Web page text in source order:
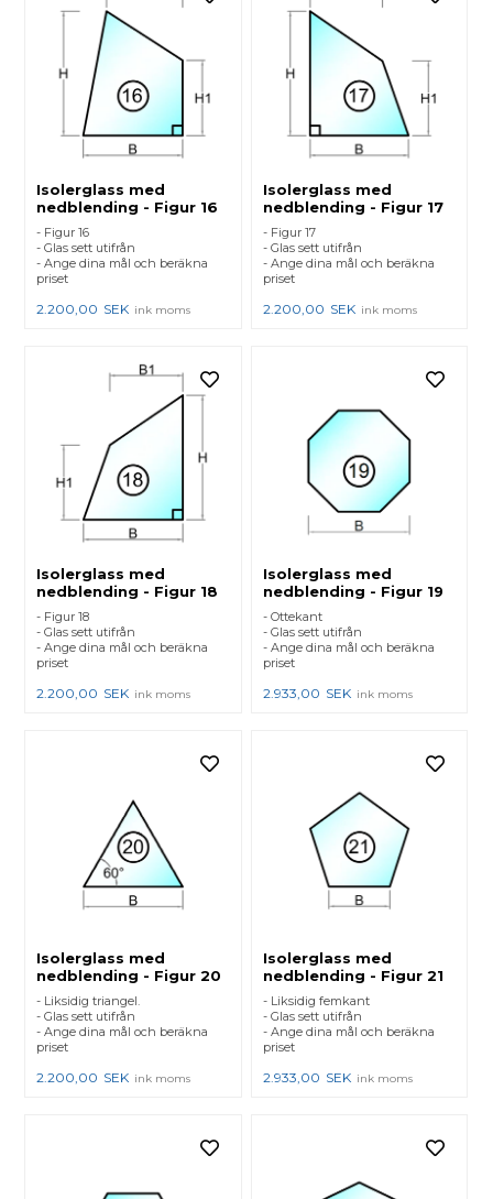
Isolerglass med
nedblending - Figur 16
- Figur 16
- Glas sett utifrån
- Ange dina mål och beräkna
priset
2.200,00 SEK ink moms
Isolerglass med
nedblending - Figur 17
- Figur 17
- Glas sett utifrån
- Ange dina mål och beräkna
priset
2.200,00 SEK ink moms
Isolerglass med
nedblending - Figur 18
- Figur 18
- Glas sett utifrån
- Ange dina mål och beräkna
priset
2.200,00 SEK ink moms
Isolerglass med
nedblending - Figur 19
- Ottekant
- Glas sett utifrån
- Ange dina mål och beräkna
priset
2.933,00 SEK ink moms
Isolerglass med
nedblending - Figur 20
- Liksidig triangel.
- Glas sett utifrån
- Ange dina mål och beräkna
priset
2.200,00 SEK ink moms
Isolerglass med
nedblending - Figur 21
- Liksidig femkant
- Glas sett utifrån
- Ange dina mål och beräkna
priset
2.933,00 SEK ink moms